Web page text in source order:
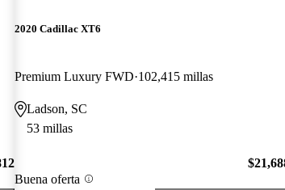
2020 Cadillac XT6
Premium Luxury FWD 102,415 millas
Ladson, SC
53 millas
Buena oferta